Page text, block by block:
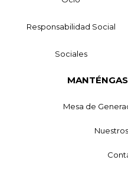
Responsabilidad Social
Sociales
Mesa de